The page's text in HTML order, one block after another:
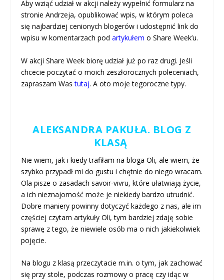
Aby wziąć udział w akcji należy wypełnić formularz na
stronie Andrzeja, opublikować wpis, w którym poleca
się najbardziej cenionych blogerów i udostępnić link do
wpisu w komentarzach podartykułem o Share Week’u.
W akcji Share Week biorę udział już po raz drugi. Jeśli
chcecie poczytać o moich zeszłorocznych poleceniach,
zapraszam Wastutaj. A oto moje tegoroczne typy.
ALEKSANDRA PAKUŁA. BLOG Z
KLASĄ
Nie wiem, jak i kiedy trafiłam na bloga Oli, ale wiem, że
szybko przypadł mi do gustu i chętnie do niego wracam.
Ola pisze o zasadach savoir-vivru, które ułatwiają życie,
a ich nieznajomość może je niekiedy bardzo utrudnić.
Dobre maniery powinny dotyczyć każdego z nas, ale im
częściej czytam artykuły Oli, tym bardziej zdaję sobie
sprawę z tego, że niewiele osób ma o nich jakiekolwiek
pojęcie.
Na blogu z klasą przeczytacie m.in. o tym, jak zachować
się przy stole, podczas rozmowy o pracę czy idąc w